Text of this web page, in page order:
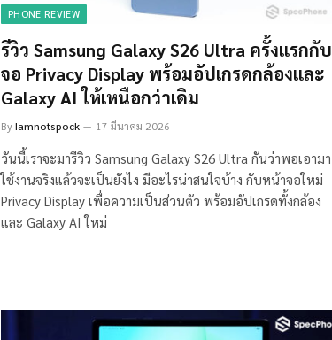
PHONE REVIEW
รีวิว Samsung Galaxy S26 Ultra ครั้งแรกกับ
จอ Privacy Display พร้อมอัปเกรดกล้องและ
Galaxy AI ให้เหนือกว่าเดิม
ByIamnotspock 17 มีนาคม 2026
วันนี้เราจะมารีวิว Samsung Galaxy S26 Ultra กันว่าพอเอามา
ใช้งานจริงแล้วจะเป็นยังไง มีอะไรน่าสนใจบ้าง กับหน้าจอใหม่
Privacy Display เพื่อความเป็นส่วนตัว พร้อมอัปเกรดทั้งกล้อง
และ Galaxy AI ใหม่